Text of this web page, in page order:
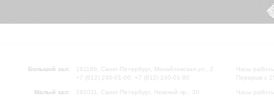
Большой зал:
191186, Санкт-Петербург, Михайловская ул., 2
+7 (812) 240-01-00, +7 (812) 240-01-80
Малый зал:
191011, Санкт-Петербург, Невский пр., 30
Часы
Перерыв с
Часы